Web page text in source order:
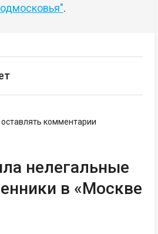
.
комментарии
нелегальные
в «Москве